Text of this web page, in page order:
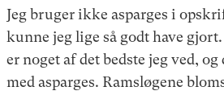
Jeg bruger ikke asparges i
kunne jeg lige så godt have
er noget af det bedste jeg ved,
med asparges. Ramsløgene